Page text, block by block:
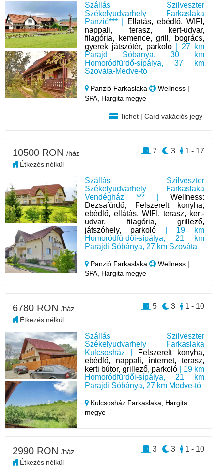
Szállás Szilveszter
Székelyudvarhely Farkaslaka
Panzió*** |
Ellátás, ebédlő, WIFI,
nappali, terasz, kert-udvar,
filagória, kemence, grill, bogrács,
gyerek játszótér, parkoló | 27 km
Parajd Sóbánya, 30 km
Homoródfürdő-sípálya, 37 km
Szováta-Medve-tó
Panzió Farkaslaka
Wellness |
SPA, Hargita megye
Tichet | Card vakációs jegy
Szállás Szilveszter
Székelyudvarhely Farkaslaka
Vendégház *** | Wellness:
Dézsafürdő; Felszerelt konyha,
ebédlő, ellátás, WIFI, terasz, kert-
udvar, filagória, grillező,
játszóhely, parkoló | 19 km
Homoródfürdői-sípálya, 21 km
Parajdi Sóbánya, 27 km Szováta
Panzió Farkaslaka
Wellness |
SPA, Hargita megye
10500 RON /ház
Étkezés nélkül
1 - 17
3
7
Szállás Szilveszter
Székelyudvarhely Farkaslaka
Kulcsosház |
Felszerelt konyha,
ebédlő, nappali, internet, terasz,
kerti bútor, grillező, parkoló | 19 km
Homoródfürdői-sípálya, 21 km
Parajdi Sóbánya, 27 km Medve-tó
Kulcsosház Farkaslaka, Hargita
megye
6780 RON /ház
Étkezés nélkül
1 - 10
3
5
2990 RON /ház
Étkezés nélkül
1 - 10
3
3